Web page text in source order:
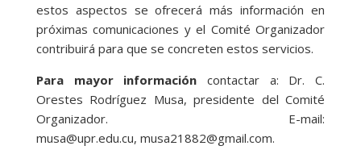
estos aspectos se ofrecerá más información en
próximas comunicaciones y el Comité Organizador
contribuirá para que se concreten estos servicios.
Para mayor información contactar a: Dr. C.
Orestes Rodríguez Musa, presidente del Comité
Organizador. E-mail:
musa@upr.edu.cu, musa21882@gmail.com.